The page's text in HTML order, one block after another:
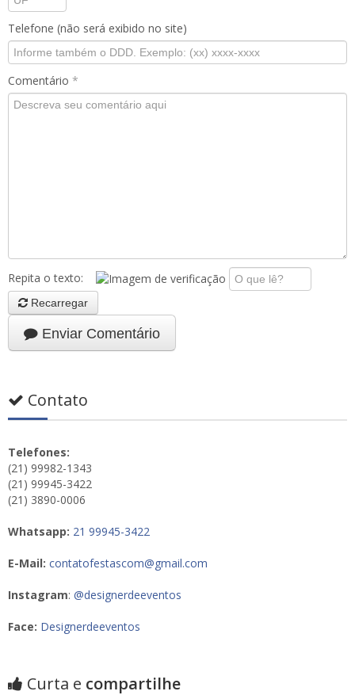
Telefone (não será exibido no site)
Comentário *
Repita o texto:
Recarregar
Enviar Comentário
Contato
Telefones:
(21) 99982-1343
(21) 99945-3422
(21) 3890-0006
Whatsapp: 21 99945-3422
E-Mail: contatofestascom@gmail.com
Instagram: @designerdeeventos
Face: Designerdeeventos
Curta e compartilhe